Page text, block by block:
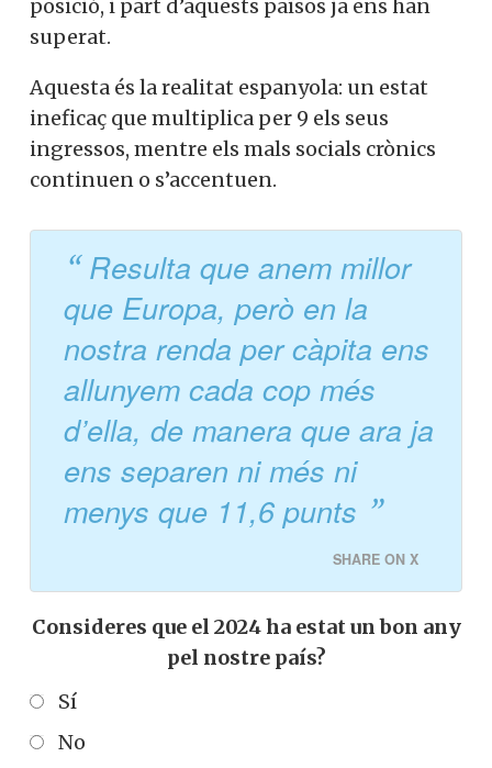
posició, i part d’aquests països ja ens han
superat.
Aquesta és la realitat espanyola: un estat
ineficaç que multiplica per 9 els seus
ingressos, mentre els mals socials crònics
continuen o s’accentuen.
Resulta que anem millor
que Europa, però en la
nostra renda per càpita ens
allunyem cada cop més
d’ella, de manera que ara ja
ens separen ni més ni
menys que 11,6 punts
SHARE ON X
Consideres que el 2024 ha estat un bon any
pel nostre país?
Sí
No